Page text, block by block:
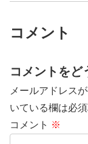
コメント
コメントをど
メールアドレス
いている欄は必
コメント ※